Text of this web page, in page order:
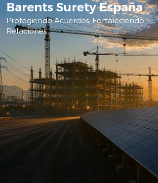
Barents Surety España
Protegiendo Acuerdos, Fortaleciendo
Relaciones.